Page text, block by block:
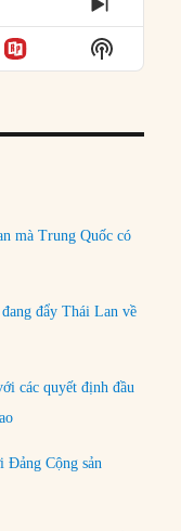
NEXT
Show
Podcast
mà Trung Quốc có
đẩy Thái Lan về
các quyết định đầu
Cộng sản